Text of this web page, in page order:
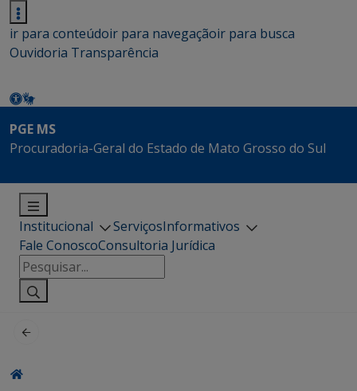
ir para conteúdoir para navegaçãoir para busca
Ouvidoria Transparência
PGE MS
Procuradoria-Geral do Estado de Mato Grosso do Sul
Institucional ServiçosInformativos
Fale ConoscoConsultoria Jurídica
Pesquisar
por: